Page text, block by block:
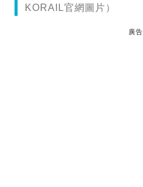
KORAIL官網圖片）
廣告